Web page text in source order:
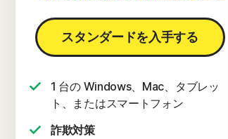
スタンダードを入手する
1 台の Windows、Mac、タブレッ
ト、またはスマートフォン
詐欺対策